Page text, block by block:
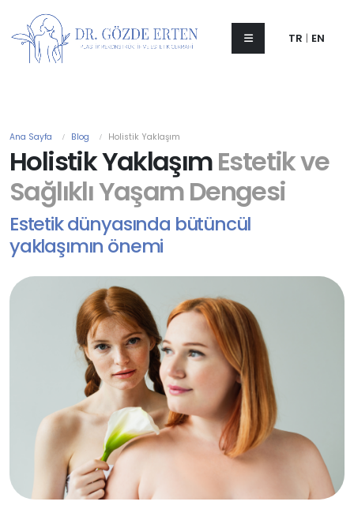
TR | EN
Ana Sayfa Blog Holistik Yaklaşım
Holistik YaklaşımEstetik ve
Sağlıklı Yaşam Dengesi
Estetik dünyasında bütüncül
yaklaşımın önemi